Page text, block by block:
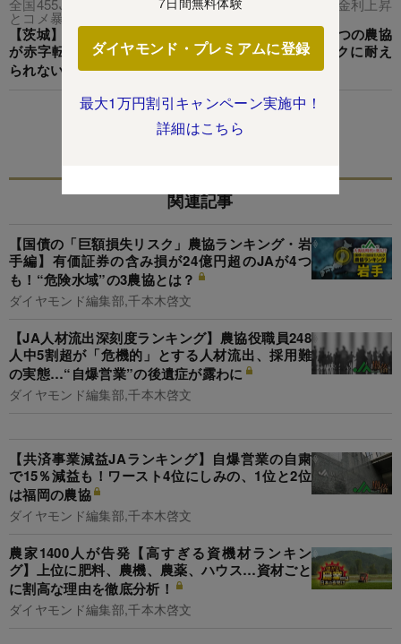
ダイヤモンド・プレミアムに登録
最大1万円割引キャンペーン実施中！
詳細はこちら
全国455JA“赤字＆消滅”危険度ランキング【26年版】 金利上昇
とコメ暴落で大淘汰!?＃9
【茨城】JA“赤字＆消滅”危険度ランキング！県内で6つの農協
が赤字転落！広がる農協間の格差…国債暴落ショックに耐え
られないJAを独自試算で解明
この特集を見る
関連記事
【国債の「巨額損失リスク」農協ランキング・岩
手編】有価証券の含み損が24億円超のJAが4つ
も！“危険水域”の3農協とは？
ダイヤモンド編集部,千本木啓文
【JA人材流出深刻度ランキング】農協役職員248
人中5割超が「危機的」とする人材流出、採用難
の実態…“自爆営業”の後遺症が露わに
ダイヤモンド編集部,千本木啓文
【共済事業減益JAランキング】自爆営業の自粛
で15％減益も！ワースト4位にしみの、1位と2位
は福岡の農協
ダイヤモンド編集部,千本木啓文
農家1400人が告発【高すぎる資機材ランキン
グ】上位に肥料、農機、農薬、ハウス…資材ごと
に割高な理由を徹底分析！
ダイヤモンド編集部,千本木啓文